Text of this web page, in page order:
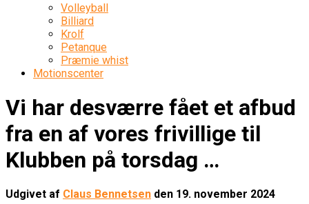
Volleyball
Billiard
Krolf
Petanque
Præmie whist
Motionscenter
Vi har desværre fået et afbud
fra en af vores frivillige til
Klubben på torsdag …
Udgivet af Claus Bennetsen den 19. november 2024